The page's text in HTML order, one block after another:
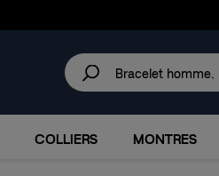
PROMOTIONS
COLLIERS MONTRES